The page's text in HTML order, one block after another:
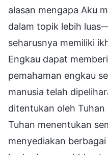
alasan mengapa Aku
dalam topik lebih
seharusnya memiliki
Engkau dapat
pemahaman engkau
manusia telah
ditentukan oleh Tuhan
Tuhan menentukan
menyediakan